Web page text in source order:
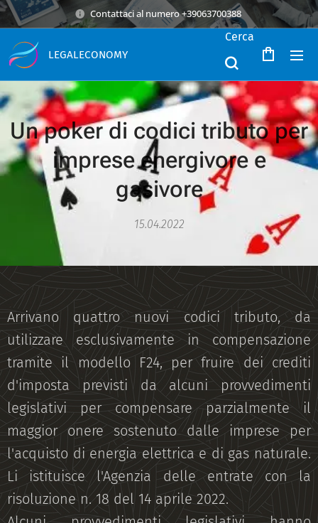
Contattaci al numero +39063700388
LEGALECONOMY
Cerca
Un poker di codici tributo per
imprese energivore e
gasivore
15.04.2022
Arrivano quattro nuovi codici tributo, da
utilizzare esclusivamente in compensazione
tramite il modello F24, per fruire dei crediti
d'imposta previsti da alcuni provvedimenti
legislativi per compensare parzialmente il
maggior onere sostenuto dalle imprese per
l'acquisto di energia elettrica e di gas naturale.
Li istituisce l'Agenzia delle entrate con la
risoluzione n. 18 del 14 aprile 2022.